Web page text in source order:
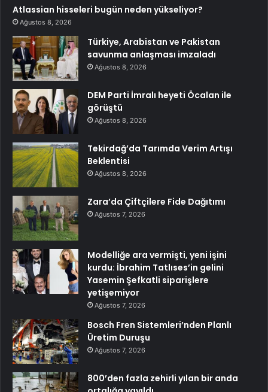
Atlassian hisseleri bugün neden yükseliyor?
Ağustos 8, 2026
Türkiye, Arabistan ve Pakistan
savunma anlaşması imzaladı
Ağustos 8, 2026
DEM Parti İmralı heyeti Öcalan ile
görüştü
Ağustos 8, 2026
Tekirdağ’da Tarımda Verim Artışı
Beklentisi
Ağustos 8, 2026
Zara’da Çiftçilere Fide Dağıtımı
Ağustos 7, 2026
Modelliğe ara vermişti, yeni işini
kurdu: İbrahim Tatlıses’in gelini
Yasemin Şefkatli siparişlere
yetişemiyor
Ağustos 7, 2026
Bosch Fren Sistemleri’nden Planlı
Üretim Duruşu
Ağustos 7, 2026
800’den fazla zehirli yılan bir anda